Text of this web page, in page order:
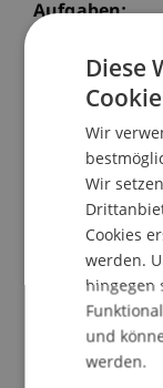
Aufgaben:
Führen des
Führen
Arbeiten
Entwurfs-,
Erstellen
Detailplänen
Erstellen
Diese
Wir
Wir
Cookies
werden.
hingegen
und
werden.